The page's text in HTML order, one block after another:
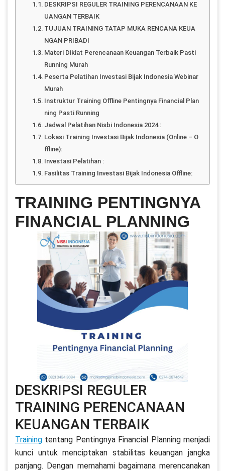
DESKRIPSI REGULER TRAINING PERENCANAAN KE
UANGAN TERBAIK
TUJUAN TRAINING TATAP MUKA RENCANA KEUA
NGAN PRIBADI
Materi Diklat Perencanaan Keuangan Terbaik Pasti
Running Murah
Peserta Pelatihan Investasi Bijak Indonesia Webinar
Murah
Instruktur Training Offline Pentingnya Financial Plan
ning Pasti Running
Jadwal Pelatihan Nisbi Indonesia 2024 :
Lokasi Training Investasi Bijak Indonesia (Online – O
ffline):
Investasi Pelatihan :
Fasilitas Training Investasi Bijak Indonesia Offline:
TRAINING PENTINGNYA
FINANCIAL PLANNING
DESKRIPSI REGULER
TRAINING PERENCANAAN
KEUANGAN TERBAIK
Training tentang Pentingnya Financial Planning menjadi
kunci untuk menciptakan stabilitas keuangan jangka
panjang. Dengan memahami bagaimana merencanakan